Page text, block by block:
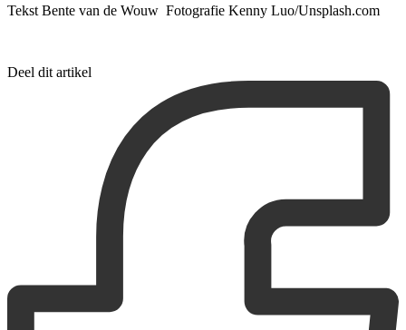
Tekst Bente van de Wouw Fotografie Kenny Luo/Unsplash.com
Deel dit artikel